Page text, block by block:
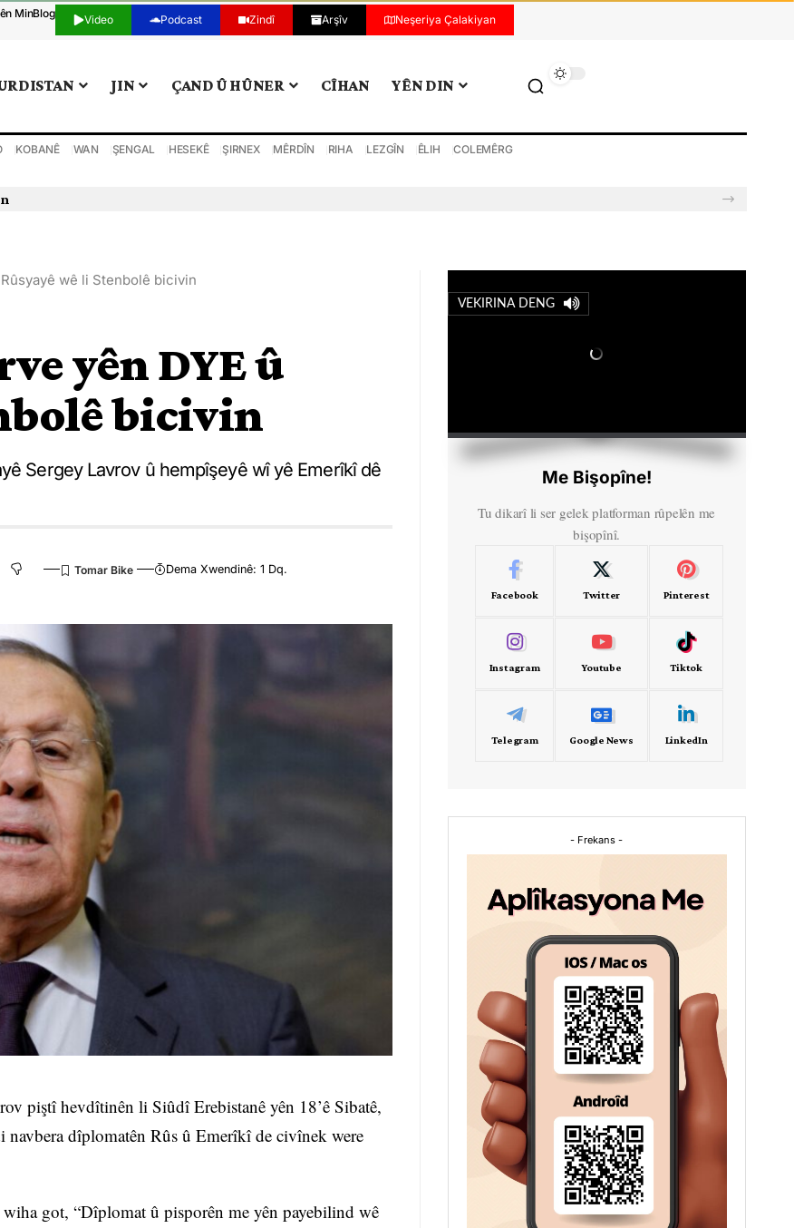
MinBlog Video Podcast Zindî Arşîv Neşeriya Çalakiyan
JIN ÇAND Û HÛNER CÎHAN YÊN DIN
KOBANÊ WAN ŞENGAL HESEKÊ ŞIRNEX MÊRDÎN RIHA LEZGÎN ÊLIH COLEMÊRG
wê li Stenbolê bicivin
yên DYE û
bicivin
Sergey Lavrov û hempîşeyê wî yê Emerîkî dê
Dema Xwendinê: 1 Dq.
piştî hevdîtinên li Siûdî Erebistanê yên 18’ê Sibatê,
dîplomatên Rûs û Emerîkî de civînek were
got, “Dîplomat û pisporên me yên payebilind wê
VEKIRINA DENG
Me Bişopîne!
Tu dikarî li ser gelek platforman rûpelên me
bişopînî.
Facebook Twitter Pinterest
Instagram Youtube Tiktok
Telegram Google News LinkedIn
- Frekans -